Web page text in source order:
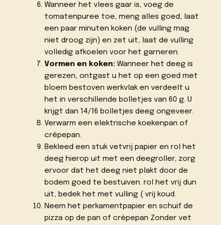
Wanneer het vlees gaar is, voeg de
tomatenpuree toe, meng alles goed, laat
een paar minuten koken (de vulling mag
niet droog zijn) en zet uit, laat de vulling
volledig afkoelen voor het garneren.
Vormen en koken: Wanneer het deeg is
gerezen, ontgast u het op een goed met
bloem bestoven werkvlak en verdeelt u
het in verschillende bolletjes van 60 g. U
krijgt dan 14/16 bolletjes deeg ongeveer.
Verwarm een elektrische koekenpan of
crêpepan.
Bekleed een stuk vetvrij papier en rol het
deeg hierop uit met een deegroller, zorg
ervoor dat het deeg niet plakt door de
bodem goed te bestuiven. rol het vrij dun
uit, bedek het met vulling ( vrij koud.
Neem het perkamentpapier en schuif de
pizza op de pan of crêpepan Zonder vet